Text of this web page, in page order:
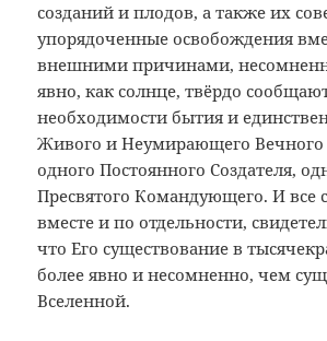
созданий и плодов, а также их
упорядоченные освобождения
внешними причинами,
явно, как солнце, твёрдо
необходимости бытия и
Живого и Неумирающего Вечного
одного Постоянного Создателя,
Пресвятого Командующего. И все
вместе и по отдельности,
что Его существование в
более явно и несомненно, чем
Вселенной.